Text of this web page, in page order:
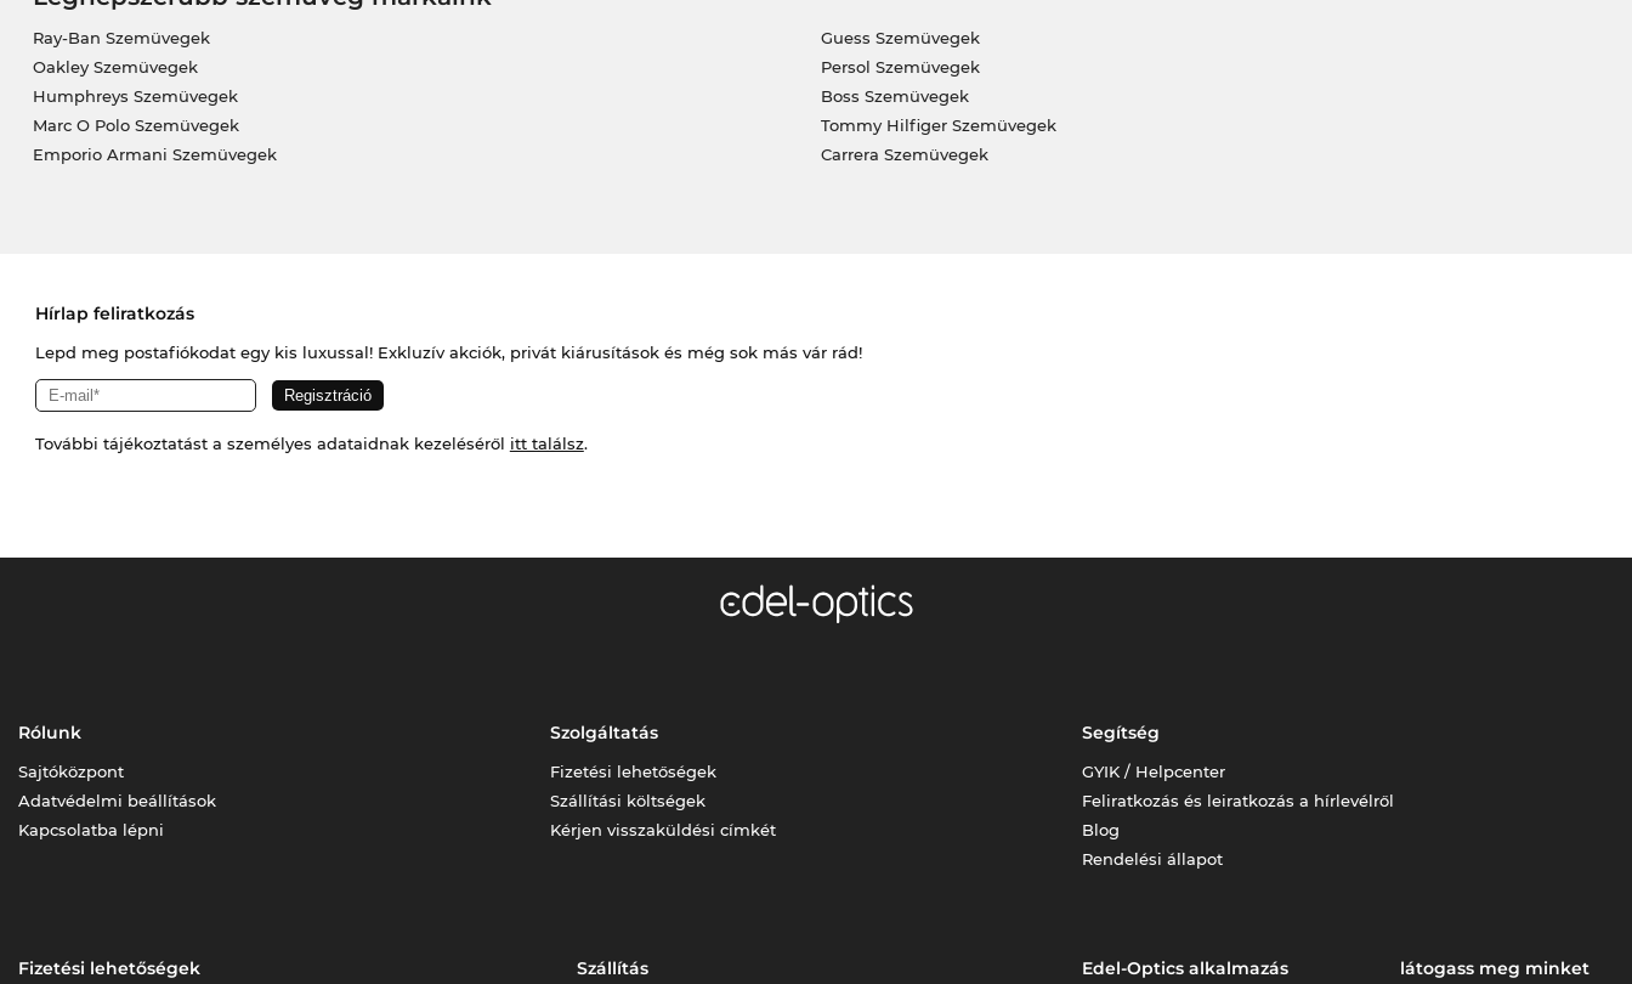
Ray-Ban Szemüvegek
Oakley Szemüvegek
Humphreys Szemüvegek
Marc O Polo Szemüvegek
Emporio Armani Szemüvegek
Guess Szemüvegek
Persol Szemüvegek
Boss Szemüvegek
Tommy Hilfiger Szemüvegek
Carrera Szemüvegek
Hírlap feliratkozás
Lepd meg postafiókodat egy kis luxussal! Exkluzív akciók, privát kiárusítások és még sok más vár rád!
További tájékoztatást a személyes adataidnak kezeléséről itt találsz.
Rólunk
Sajtóközpont
Adatvédelmi beállítások
Kapcsolatba lépni
Szolgáltatás
Fizetési lehetőségek
Szállítási költségek
Kérjen visszaküldési címkét
Segítség
GYIK / Helpcenter
Feliratkozás és leiratkozás a hírlevélről
Blog
Rendelési állapot
Fizetési lehetőségek Szállítás Edel-Optics alkalmazás látogass meg minket